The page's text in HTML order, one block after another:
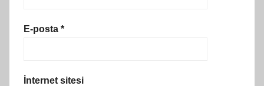
E-posta *
İnternet sitesi